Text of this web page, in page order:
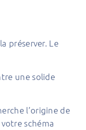
préserver. Le
une solide
l’origine de
schéma